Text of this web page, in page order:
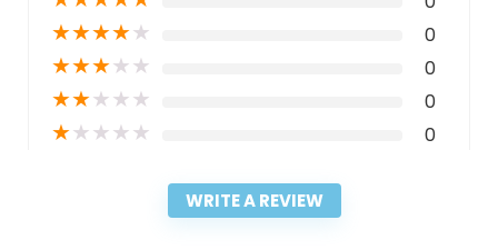
★★★★★ 0
★★★★★ 0
★★★★★ 0
★★★★★ 0
WRITE A REVIEW